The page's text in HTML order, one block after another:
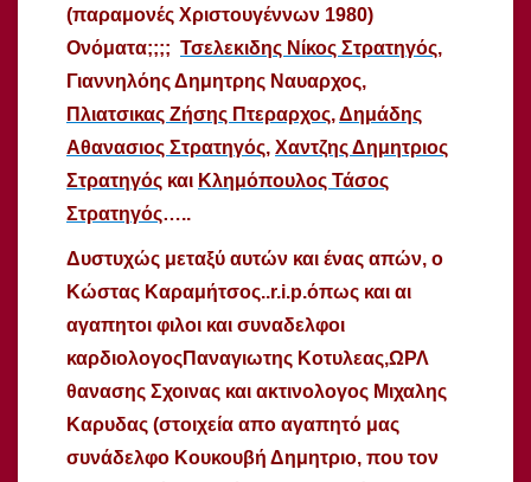
(παραμονές Χριστουγέννων 1980)
Ονόματα;;;; Τσελεκιδης Νίκος Στρατηγός,
Γιαννηλόης Δημητρης Ναυαρχος,
Πλιατσικας Ζήσης Πτεραρχος,Δημάδης
Αθανασιος Στρατηγός, Χαντζης Δημητριος
Στρατηγός και Κλημόπουλος Τάσος
Στρατηγός…..
Δυστυχώς μεταξύ αυτών και ένας απών, ο
Κώστας Καραμήτσος..r.i.p.όπως και αι
αγαπητοι φιλοι και συναδελφοι
καρδιολογοςΠαναγιωτης Κοτυλεας,ΩΡΛ
θανασης Σχοινας και ακτινολογος Μιχαλης
Καρυδας (στοιχεία απο αγαπητό μας
συνάδελφο Κουκουβή Δημητριο, που τον